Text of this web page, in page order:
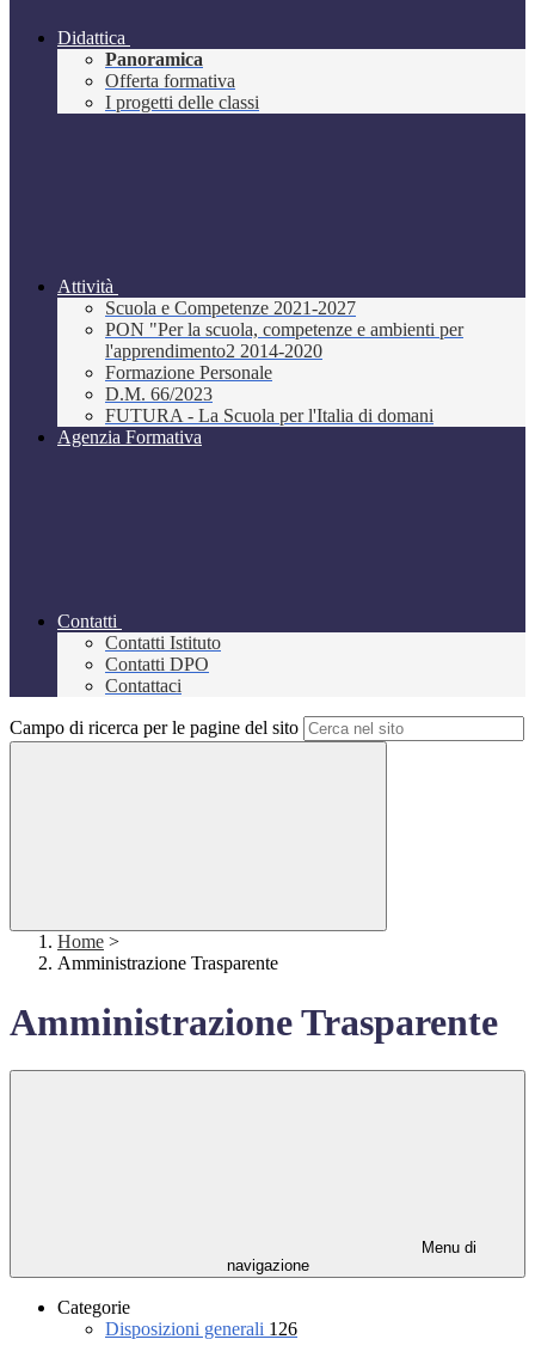
Didattica
Panoramica
Offerta formativa
I progetti delle classi
Attività
Scuola e Competenze 2021-2027
PON "Per la scuola, competenze e ambienti per
l'apprendimento2 2014-2020
Formazione Personale
D.M. 66/2023
FUTURA - La Scuola per l'Italia di domani
Agenzia Formativa
Contatti
Contatti Istituto
Contatti DPO
Contattaci
Campo di ricerca per le pagine del sito
Home >
Amministrazione Trasparente
Amministrazione Trasparente
Menu di
navigazione
Categorie
Disposizioni generali 126